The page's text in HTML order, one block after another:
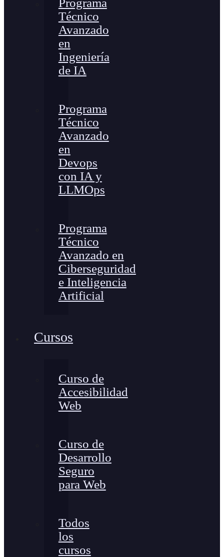
Programa
Técnico
Avanzado
en
Ingeniería
de IA
Programa
Técnico
Avanzado
en
Devops
con IA y
LLMOps
Programa
Técnico
Avanzado en
Ciberseguridad
e Inteligencia
Artificial
Cursos
Curso de
Accesibilidad
Web
Curso de
Desarrollo
Seguro
para Web
Todos
los
cursos